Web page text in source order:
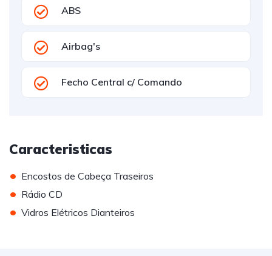
ABS
Airbag's
Fecho Central c/ Comando
Caracteristicas
• Encostos de Cabeça Traseiros
• Rádio CD
• Vidros Elétricos Dianteiros